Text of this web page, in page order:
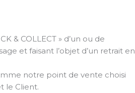
& COLLECT » d’un ou de
et faisant l’objet d’un retrait en
notre point de vente choisi
le Client.